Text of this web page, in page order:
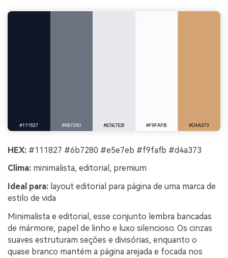
HEX: #111827 #6b7280 #e5e7eb #f9fafb #d4a373
Clima: minimalista, editorial, premium
Ideal para: layout editorial para página de uma marca de
estilo de vida
Minimalista e editorial, esse conjunto lembra bancadas
de mármore, papel de linho e luxo silencioso. Os cinzas
suaves estruturam seções e divisórias, enquanto o
quase branco mantém a página arejada e focada nos